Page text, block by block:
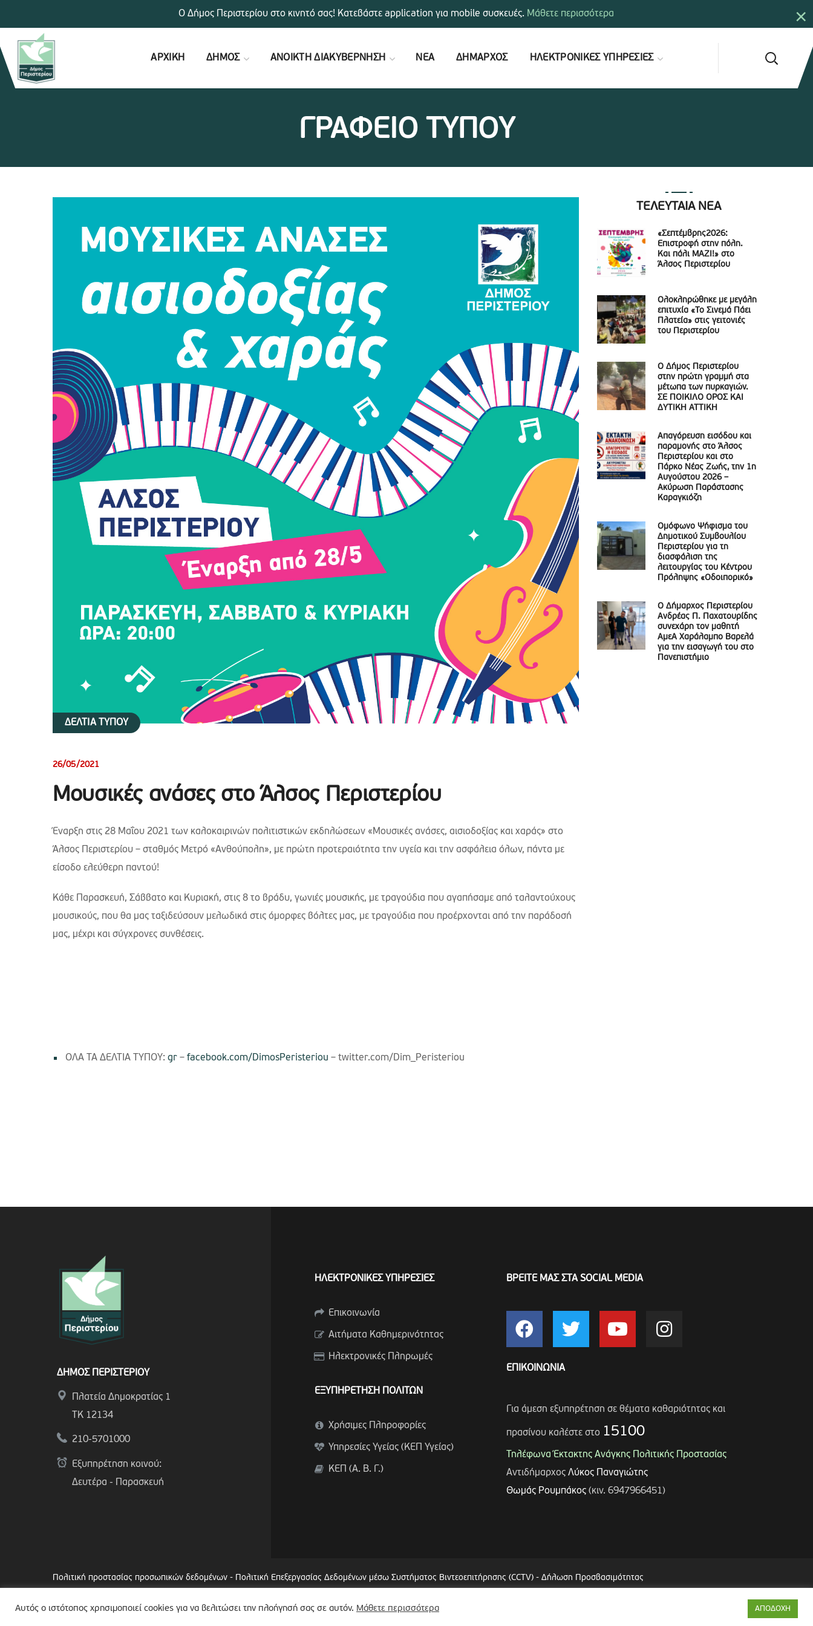
ΑΡΧΙΚΗ ΔΗΜΟΣ ΑΝΟΙΚΤΗ ΔΙΑΚΥΒΕΡΝΗΣΗ ΝΕΑ ΔΗΜΑΡΧΟΣ ΗΛΕΚΤΡΟΝΙΚΕΣ ΥΠΗΡΕΣΙΕΣ
ΓΡΑΦΕΙΟ ΤΥΠΟΥ
ΔΕΛΤΙΑ ΤΥΠΟΥ
26/05/2021
Μουσικές ανάσες στο Άλσος Περιστερίου
Έναρξη στις 28 Μαΐου 2021 των καλοκαιρινών πολιτιστικών εκδηλώσεων «Μουσικές ανάσες, αισιοδοξίας και χαράς» στο
Άλσος Περιστερίου – σταθμός Μετρό «Ανθούπολη», με πρώτη προτεραιότητα την υγεία και την ασφάλεια όλων, πάντα με
είσοδο ελεύθερη παντού!
Κάθε Παρασκευή, Σάββατο και Κυριακή, στις 8 το βράδυ, γωνιές μουσικής, με τραγούδια που αγαπήσαμε από ταλαντούχους
μουσικούς, που θα μας ταξιδεύσουν μελωδικά στις όμορφες βόλτες μας, με τραγούδια που προέρχονται από την παράδοσή
μας, μέχρι και σύγχρονες συνθέσεις.
ΟΛΑ ΤΑ ΔΕΛΤΙΑ ΤΥΠΟΥ: gr – facebook.com/DimosPeristeriou – twitter.com/Dim_Peristeriou
ΤΕΛΕΥΤΑΙΑ ΝΕΑ
«Σεπτέμβρης2026:
Επιστροφή στην πόλη.
Και πάλι ΜΑΖΙ!» στο
Άλσος Περιστερίου
Ολοκληρώθηκε με μεγάλη
επιτυχία «Το Σινεμά Πάει
Πλατεία» στις γειτονιές
του Περιστερίου
Ο Δήμος Περιστερίου
στην πρώτη γραμμή στα
μέτωπα των πυρκαγιών.
ΣΕ ΠΟΙΚΙΛΟ ΟΡΟΣ ΚΑΙ
ΔΥΤΙΚΗ ΑΤΤΙΚΗ
Απαγόρευση εισόδου και
παραμονής στο Άλσος
Περιστερίου και στο
Πάρκο Νέας Ζωής, την 1η
Αυγούστου 2026 –
Ακύρωση Παράστασης
Καραγκιόζη
Ομόφωνο Ψήφισμα του
Δημοτικού Συμβουλίου
Περιστερίου για τη
διασφάλιση της
λειτουργίας του Κέντρου
Πρόληψης «Οδοιπορικό»
Ο Δήμαρχος Περιστερίου
Ανδρέας Π. Παχατουρίδης
συνεχάρη τον μαθητή
ΑμεΑ Χαράλαμπο Βαρελά
για την εισαγωγή του στο
Πανεπιστήμιο
ΔΗΜΟΣ ΠΕΡΙΣΤΕΡΙΟΥ
Πλατεία Δημοκρατίας 1
ΤΚ 12134
210-5701000
Εξυπηρέτηση κοινού:
Δευτέρα - Παρασκευή
ΗΛΕΚΤΡΟΝΙΚΕΣ ΥΠΗΡΕΣΙΕΣ
Επικοινωνία
Αιτήματα Καθημερινότητας
Ηλεκτρονικές Πληρωμές
ΕΞΥΠΗΡΕΤΗΣΗ ΠΟΛΙΤΩΝ
Χρήσιμες Πληροφορίες
Υπηρεσίες Υγείας (ΚΕΠ Υγείας)
ΚΕΠ (Α. Β. Γ.)
ΒΡΕΙΤΕ ΜΑΣ ΣΤΑ SOCIAL MEDIA
ΕΠΙΚΟΙΝΩΝΙΑ
Για άμεση εξυπηρέτηση σε θέματα καθαριότητας και
πρασίνου καλέστε στο 15100
Τηλέφωνα Έκτακτης Ανάγκης Πολιτικής Προστασίας
Αντιδήμαρχος Λύκος Παναγιώτης
Θωμάς Ρουμπάκος(κιν. 6947966451)
Πολιτική προστασίας προσωπικών δεδομένων - Πολιτική Επεξεργασίας Δεδομένων μέσω Συστήματος Βιντεοεπιτήρησης (CCTV) - Δήλωση Προσβασιμότητας
Made by minoanDesign
×
Ο Δήμος Περιστερίου στο κινητό σας! Κατεβάστε application για mobile συσκευές. Μάθετε περισσότερα
Αυτός ο ιστότοπος χρησιμοποιεί cookies για να βελιτώσει την πλοήγησή σας σε αυτόν. Μάθετε περισσότερα ΑΠΟΔΟΧΗ